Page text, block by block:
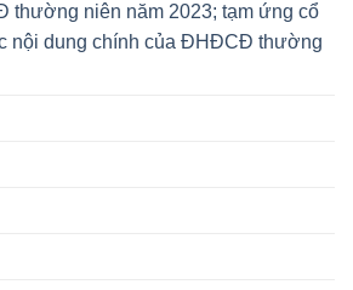
thường niên năm 2023; tạm ứng cổ
nội dung chính của ĐHĐCĐ thường